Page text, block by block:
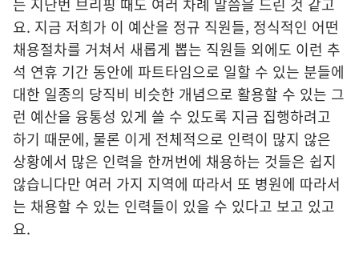
요. 지금 저희가 이 예산을 정규 직원들, 정식적인 어떤
채용절차를 거쳐서 새롭게 뽑는 직원들 외에도 이런 추
석 연휴 기간 동안에 파트타임으로 일할 수 있는 분들에
대한 일종의 당직비 비슷한 개념으로 활용할 수 있는 그
런 예산을 융통성 있게 쓸 수 있도록 지금 집행하려고
하기 때문에, 물론 이게 전체적으로 인력이 많지 않은
상황에서 많은 인력을 한꺼번에 채용하는 것들은 쉽지
않습니다만 여러 가지 지역에 따라서 또 병원에 따라서
는 채용할 수 있는 인력들이 있을 수 있다고 보고 있고
요.